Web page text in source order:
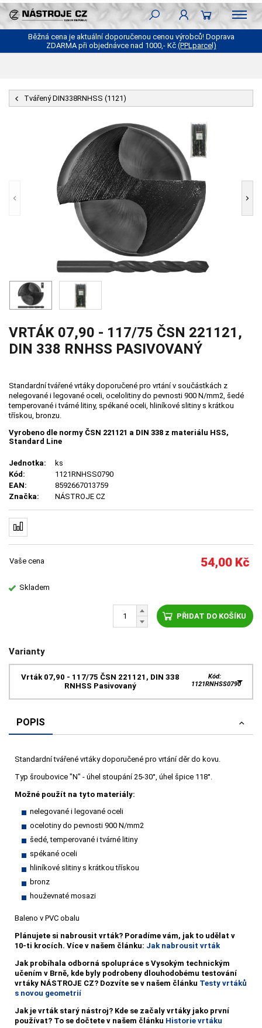
Běžná cena je aktuální doporučenou cenou výrobců! Doprava
ZDARMA při objednávce nad 1000,- Kč (PPLparcel)
Tvářený DIN338RNHSS (1121)
VRTÁK 07,90 - 117/75 ČSN 221121,
DIN 338 RNHSS PASIVOVANÝ
Standardní tvářené vrtáky doporučené pro vrtání v součástkách z
nelegované i legované oceli, ocelolitiny do pevnosti 900 N/mm2, šedé
temperované i tvárné litiny, spékané oceli, hliníkové slitiny s krátkou
třískou, bronzu.
Vyrobeno dle normy ČSN 221121 a DIN 338 z materiálu HSS,
Standard Line
Jednotka:
ks
Kód:
1121RNHSS0790
EAN:
8592667013759
Značka:
NÁSTROJE CZ
Vaše cena 54,00 Kč
Skladem
PŘIDAT DO KOŠÍKU
Varianty
Vrták 07,90 - 117/75 ČSN 221121, DIN 338
RNHSS Pasivovaný
Kód:
1121RNHSS0790
POPIS
Standardní tvářené vrtáky doporučené pro vrtání děr do kovu.
Typ šroubovice "N" - úhel stoupání 25-30°, úhel špice 118°.
Možné použít na tyto materiály:
nelegované i legované oceli
ocelotiny do pevnosti 900 N/mm2
šedé, temperované i tvárné litiny
spékané oceli
hliníkové slitiny s krátkou třískou
bronz
houževnaté mosazi
Baleno v PVC obalu
Plánujete si nabrousit vrták? Poradíme vám, jak to udělat v
10-ti krocích. Více v našem článku: Jak nabrousit vrták
Jak probíhala odborná spolupráce s Vysokým technickým
učením v Brně, kde byly podrobeny dlouhodobému testování
vrtáky NÁSTROJE CZ? Dozvíte se v našem článku Testy vrtáků
s novou geometrií
Jak je vrták starý nástroj? Kde se začaly vrtáky jako první
používat? To se dočtete v našem článku Historie vrtáku